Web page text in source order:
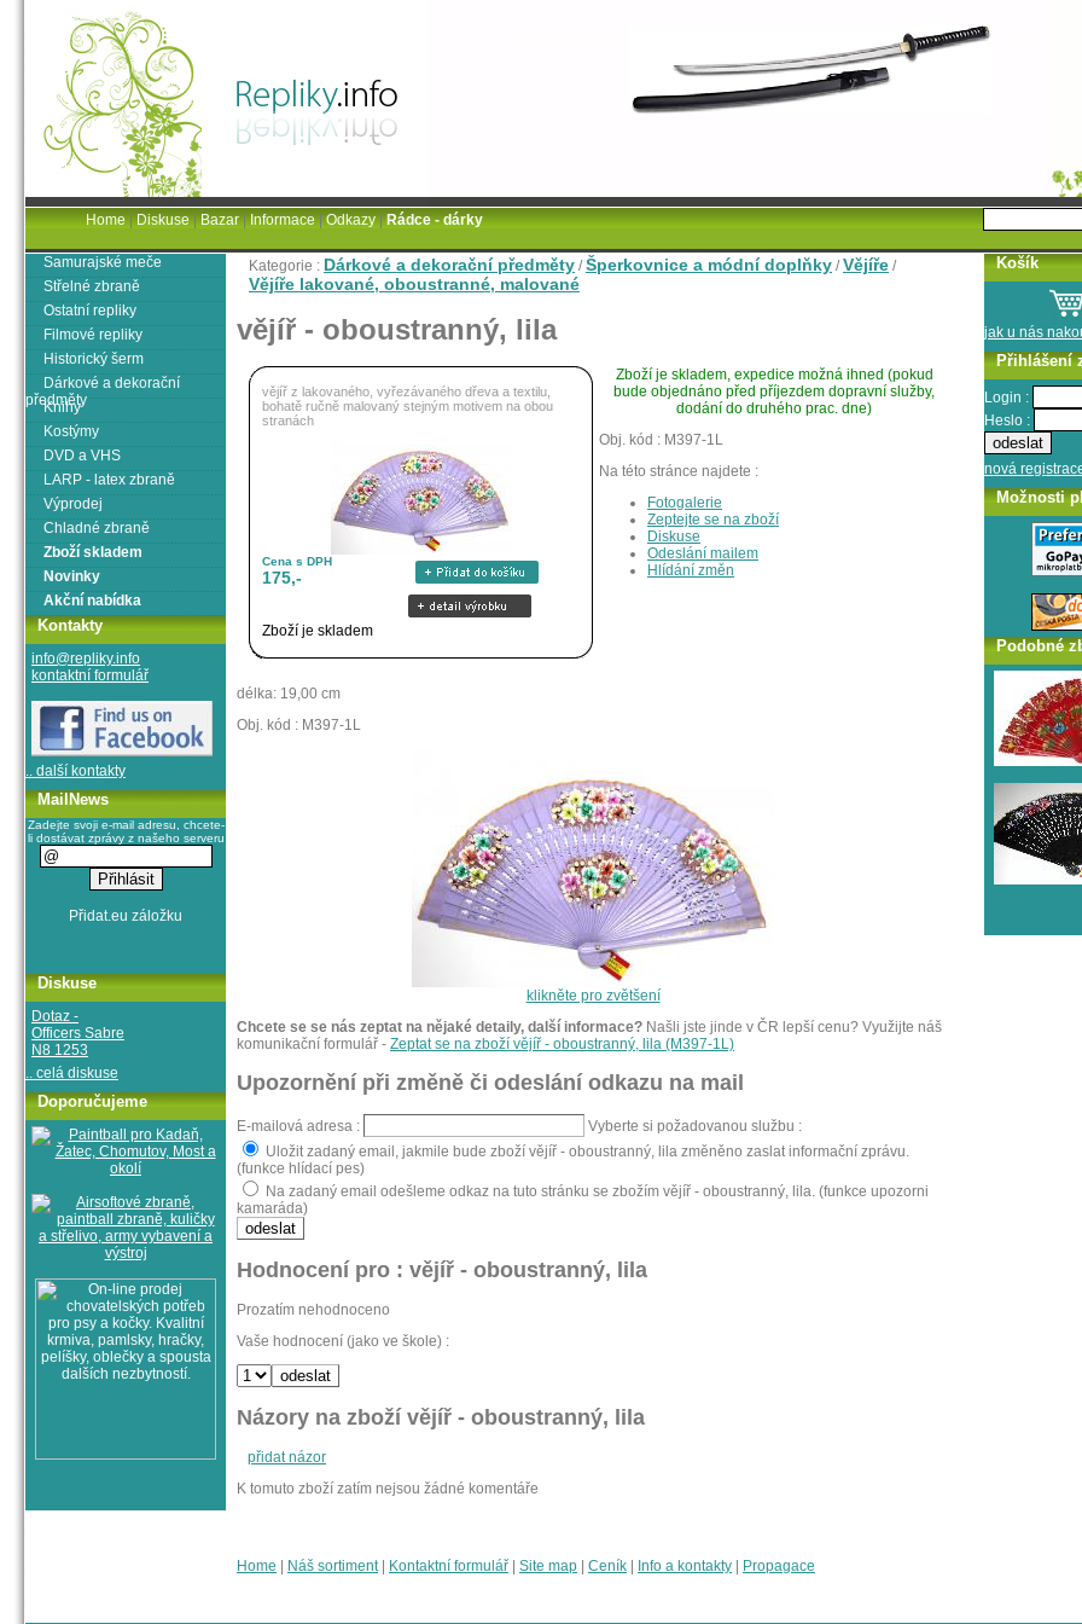
Kategorie : Dárkové a dekorační předměty /Šperkovnice a módní doplňky /Vějíře /
Vějíře lakované, oboustranné, malované
vějíř - oboustranný, lila
vějíř z lakovaného, vyřezávaného dřeva a textilu,
bohatě ručně malovaný stejným motivem na obou
stranách
Cena s DPH
175,-
Zboží je skladem
Zboží je skladem, expedice možná ihned (pokud
bude objednáno před příjezdem dopravní služby,
dodání do druhého prac. dne)
Obj. kód : M397-1L
Na této stránce najdete :
Fotogalerie
Zeptejte se na zboží
Diskuse
Odeslání mailem
Hlídání změn
délka: 19,00 cm
Obj. kód : M397-1L
klikněte pro zvětšení
Chcete se se nás zeptat na nějaké detaily, další informace? Našli jste jinde v ČR lepší cenu? Využijte náš
komunikační formulář - Zeptat se na zboží vějíř - oboustranný, lila (M397-1L)
Upozornění při změně či odeslání odkazu na mail
E-mailová adresa :
Vyberte si požadovanou službu :
Uložit zadaný email, jakmile bude zboží vějíř - oboustranný, lila změněno zaslat informační zprávu.
(funkce hlídací pes)
Na zadaný email odešleme odkaz na tuto stránku se zbožím vějíř - oboustranný, lila. (funkce upozorni
kamaráda)
Hodnocení pro : vějíř - oboustranný, lila
Prozatím nehodnoceno
Vaše hodnocení (jako ve škole) :
Názory na zboží vějíř - oboustranný, lila
přidat názor
K tomuto zboží zatím nejsou žádné komentáře
Home | Náš sortiment | Kontaktní formulář | Site map | Ceník | Info a kontakty | Propagace
Samurajské meče
Střelné zbraně
Ostatní repliky
Filmové repliky
Historický šerm
Dárkové a dekorační
předměty
Knihy
Kostýmy
DVD a VHS
LARP - latex zbraně
Výprodej
Chladné zbraně
Zboží skladem
Novinky
Akční nabídka
Kontakty
info@repliky.info
kontaktní formulář
.. další kontakty
MailNews
Zadejte svoji e-mail adresu, chcete-
li dostávat zprávy z našeho serveru
Diskuse
Dotaz -
Officers Sabre
N8 1253
.. celá diskuse
Doporučujeme
Košík
jak u nás
Přihlášení
Login :
Heslo :
nová
Možnosti
Podobné
Home|Diskuse|Bazar|Informace|Odkazy|Rádce - dárky